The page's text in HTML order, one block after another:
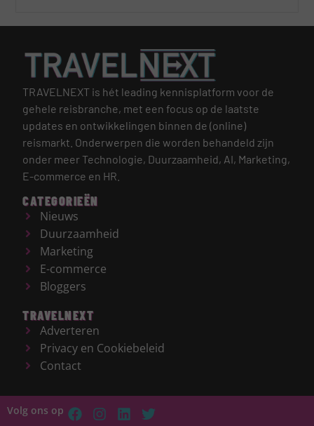
TRAVELNEXT is hét leading kennisplatform voor de
gehele reisbranche, met een focus op de laatste
updates en ontwikkelingen binnen de (online)
reismarkt. Onderwerpen die worden behandeld zijn
onder meer Technologie, Duurzaamheid, AI, Marketing,
E-commerce en HR.
CATEGORIEËN
Nieuws
Duurzaamheid
Marketing
E-commerce
Bloggers
TRAVELNEXT
Adverteren
Privacy en Cookiebeleid
Contact
Volg ons op